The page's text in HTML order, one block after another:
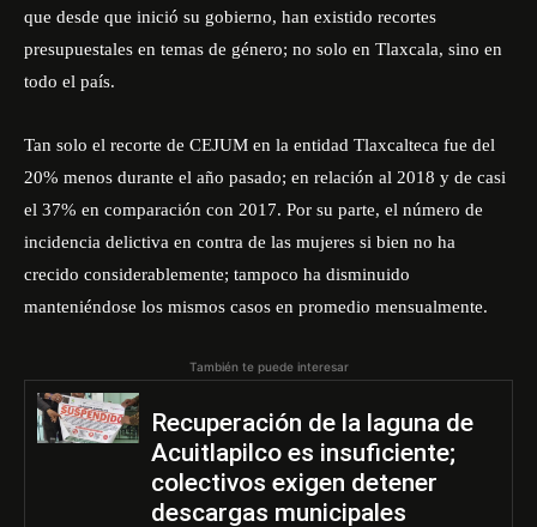
que desde que inició su gobierno, han existido recortes
presupuestales en temas de género; no solo en Tlaxcala, sino en
todo el país.
Tan solo el recorte de CEJUM en la entidad Tlaxcalteca fue del
20% menos durante el año pasado; en relación al 2018 y de casi
el 37% en comparación con 2017. Por su parte, el número de
incidencia delictiva en contra de las mujeres si bien no ha
crecido considerablemente; tampoco ha disminuido
manteniéndose los mismos casos en promedio mensualmente.
También te puede interesar
Recuperación de la laguna de
Acuitlapilco es insuficiente;
colectivos exigen detener
descargas municipales